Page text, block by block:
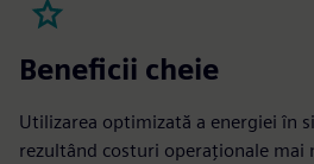
Beneficii cheie
Utilizarea optimizată a energiei în
rezultând costuri operaționale mai